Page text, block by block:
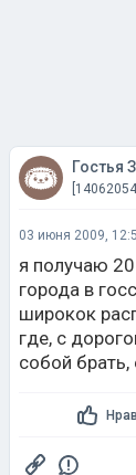
Гостья
03 июня 2009,
я получаю
города в
широкок
где, с
собой